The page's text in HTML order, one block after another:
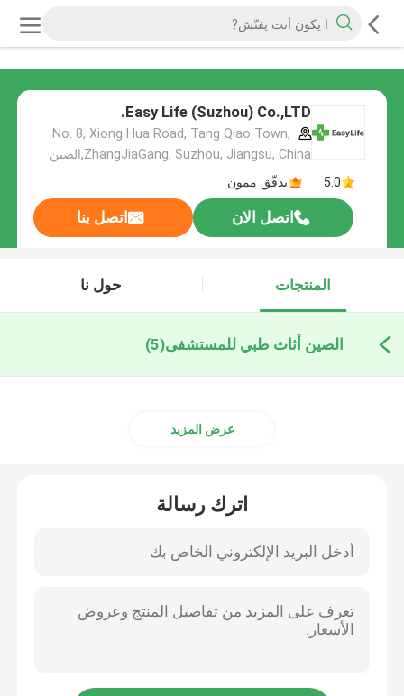
Easy Life (Suzhou) Co.,LTD.
No. 8, Xiong Hua Road, Tang Qiao Town,
ZhangJiaGang, Suzhou, Jiangsu, China,الصين
5.0
يدقّق ممون
اتصل الان اتصل بنا
المنتجات حول نا
الصين أثاث طبي للمستشفى(5)
عرض المزيد
اترك رسالة